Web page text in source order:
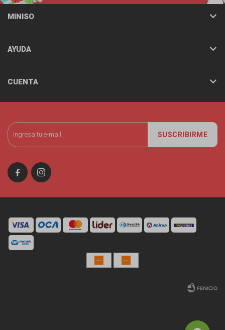
SUSCRIBIRME
 
MINISO
AYUDA
CUENTA